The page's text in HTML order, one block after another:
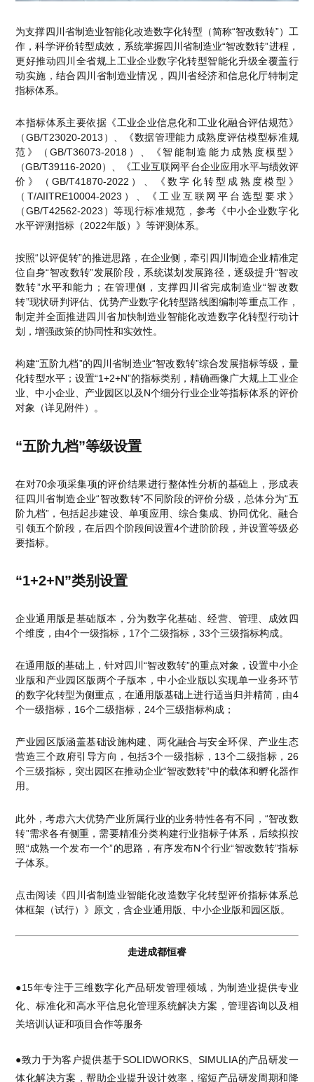
为支撑四川省制造业智能化改造数字化转型（简称“智改数转”）工
作，科学评价转型成效，系统掌握四川省制造业“智改数转”进程，
更好推动四川全省规上工业企业数字化转型智能化升级全覆盖行
动实施，结合四川省制造业情况，四川省经济和信息化厅特制定
指标体系。
本指标体系主要依据《工业企业信息化和工业化融合评估规范》
（GB/T23020-2013）、《数据管理能力成熟度评估模型标准规
范》（GB/T36073-2018）、《智能制造能力成熟度模型》
（GB/T39116-2020）、《工业互联网平台企业应用水平与绩效评
价》（GB/T41870-2022）、《数字化转型成熟度模型》
（T/AIITRE10004-2023）、《工业互联网平台选型要求》
（GB/T42562-2023）等现行标准规范，参考《中小企业数字化
水平评测指标（2022年版）》等评测体系。
按照“以评促转”的推进思路，在企业侧，牵引四川制造企业精准定
位自身“智改数转”发展阶段，系统谋划发展路径，逐级提升“智改
数转”水平和能力；在管理侧，支撑四川省完成制造业“智改数
转”现状研判评估、优势产业数字化转型路线图编制等重点工作，
制定并全面推进四川省加快制造业智能化改造数字化转型行动计
划，增强政策的协同性和实效性。
构建“五阶九档”的四川省制造业“智改数转”综合发展指标等级，量
化转型水平；设置“1+2+N”的指标类别，精确画像广大规上工业企
业、中小企业、产业园区以及N个细分行业企业等指标体系的评价
对象（详见附件）。
“五阶九档”等级设置
在对70余项采集项的评价结果进行整体性分析的基础上，形成表
征四川省制造企业“智改数转”不同阶段的评价分级，总体分为“五
阶九档”，包括起步建设、单项应用、综合集成、协同优化、融合
引领五个阶段，在后四个阶段间设置4个进阶阶段，并设置等级必
要指标。
“1+2+N”类别设置
企业通用版是基础版本，分为数字化基础、经营、管理、成效四
个维度，由4个一级指标，17个二级指标，33个三级指标构成。
在通用版的基础上，针对四川“智改数转”的重点对象，设置中小企
业版和产业园区版两个子版本，中小企业版以实现单一业务环节
的数字化转型为侧重点，在通用版基础上进行适当归并精简，由4
个一级指标，16个二级指标，24个三级指标构成；
产业园区版涵盖基础设施构建、两化融合与安全环保、产业生态
营造三个政府引导方向，包括3个一级指标，13个二级指标，26
个三级指标，突出园区在推动企业“智改数转”中的载体和孵化器作
用。
此外，考虑六大优势产业所属行业的业务特性各有不同，“智改数
转”需求各有侧重，需要精准分类构建行业指标子体系，后续拟按
照“成熟一个发布一个”的思路，有序发布N个行业“智改数转”指标
子体系。
点击阅读《四川省制造业智能化改造数字化转型评价指标体系总
体框架（试行）》原文，含企业通用版、中小企业版和园区版。
走进成都恒睿
●15年专注于三维数字化产品研发管理领域，为制造业提供专业
化、标准化和高水平信息化管理系统解决方案，管理咨询以及相
关培训认证和项目合作等服务
●致力于为客户提供基于SOLIDWORKS、SIMULIA的产品研发一
体化解决方案，帮助企业提升设计效率，缩短产品研发周期和降